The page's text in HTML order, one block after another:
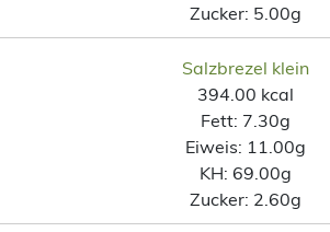
Zucker: 5.00g
Salzbrezel klein
394.00 kcal
Fett: 7.30g
Eiweis: 11.00g
KH: 69.00g
Zucker: 2.60g